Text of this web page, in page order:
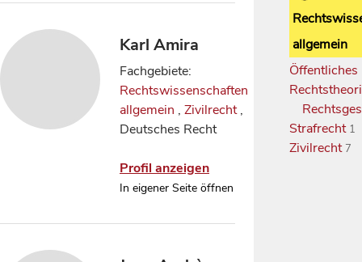
Karl Amira
Fachgebiete:
Rechtswissenschaften
allgemein , Zivilrecht,
Deutsches Recht
Profil anzeigen
In eigener Seite öffnen
allgemein
Strafrecht 1
Zivilrecht 7